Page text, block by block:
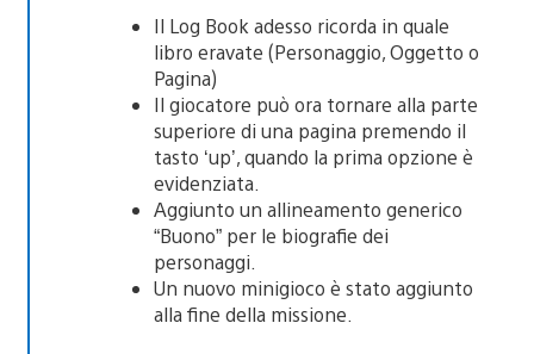
Il Log Book adesso ricorda in quale
libro eravate (Personaggio, Oggetto o
Pagina)
Il giocatore può ora tornare alla parte
superiore di una pagina premendo il
tasto ‘up’, quando la prima opzione è
evidenziata.
Aggiunto un allineamento generico
“Buono” per le biografie dei
personaggi.
Un nuovo minigioco è stato aggiunto
alla fine della missione.